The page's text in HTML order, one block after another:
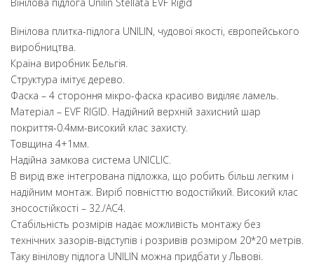
Вінілова плитка-підлога UNILIN, чудової якості, європейського
виробництва.
Країна виробник Бельгія.
Структура імітує дерево.
Фаска – 4 стороння мікро-фаска красиво виділяє ламель.
Матеріал – EVF RIGID. Надійний верхній захисний шар
покриття-0.4мм-високий клас захисту.
Товщина 4+1мм.
Надійна замкова система UNICLIC.
В вирід вже інтегрована підложка, що робить більш легким і
надійним монтаж. Виріб повністтю водостійкий. Високий клас
зносостійкості – 32./АС4.
Стабільність розмірів надає можливість монтажу без
технічних зазорів-відступів і розривів розміром 20*20 метрів.
Таку вінілову підлога UNILIN можна придбати у Львові.